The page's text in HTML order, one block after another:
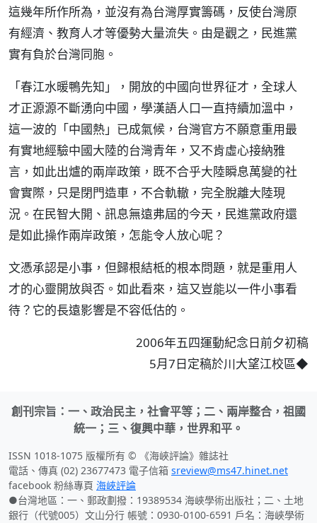
這幾年所作所為，並沒有為台灣厚實籌碼，反使台灣原
有經濟、教育人才等優勢大量流失。由是觀之，民進黨
實有負於台灣同胞。
「春江水暖鴨先知」，開放的中國向世界征才，全球人
才正源源不斷湧向中國，學漢語人口一直持續加溫中，
這一波的「中國熱」已成氣候，台灣官方不願意重用最
有實地經驗中國大陸的台灣青年，又不肯虛心接納雅
言，如此出爐的兩岸政策，既不合乎大陸瞬息萬變的社
會實際，只是閉門造車，不合軌轍，完全脫離大陸現
況。在民智大開、訊息無遠弗屆的今天，民進黨政府還
是如此操作兩岸政策，怎能令人放心呢？
文憑承認是小事，但歸根結柢的根本問題，就是重用人
才的心靈開放與否。如此看來，這又豈能以一件小事看
待？它的長遠影響是不容低估的。
2006年五四運動紀念日前夕初稿
5月7日定稿於川大望江校區◆
創刊宗旨：一、政治民主，社會平等；二、兩岸整合，祖國
統一；三、復興中華，世界和平。
ISSN 1018-1075 版權所有 © 《海峽評論》雜誌社
電話、傳真 (02) 23677473 電子信箱 sreview@ms47.hinet.net
facebook 粉絲專頁 海峽評論
●台灣地區：一、郵政劃撥：19389534 海峽學術出版社；二、土地
銀行（代號005）文山分行 帳號：0930-0100-6591 戶名：海峽學術